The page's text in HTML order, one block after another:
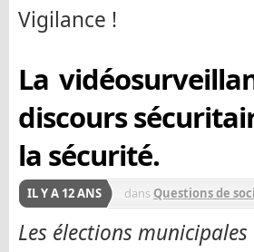
Vigilance !
La
discours
la sécurité.
IL Y A 12 ANS dans Questions de
Les élections